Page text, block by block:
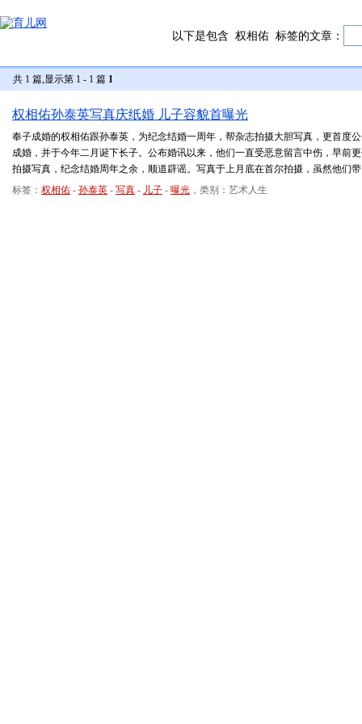
以下是包含 权相佑 标签的文章：
共 1 篇,显示第 1 - 1 篇 1
权相佑孙泰英写真庆纸婚 儿子容貌首曝光
奉子成婚的权相佑跟孙泰英，为纪念结婚一周年，帮杂志拍摄大胆写真，更首度
成婚，并于今年二月诞下长子。公布婚讯以来，他们一直受恶意留言中伤，早前
拍摄写真，纪念结婚周年之余，顺道辟谣。写真于上月底在首尔拍摄，虽然他们
标签： 权相佑 - 孙泰英 - 写真 - 儿子 - 曝光 ，类别：艺术人生